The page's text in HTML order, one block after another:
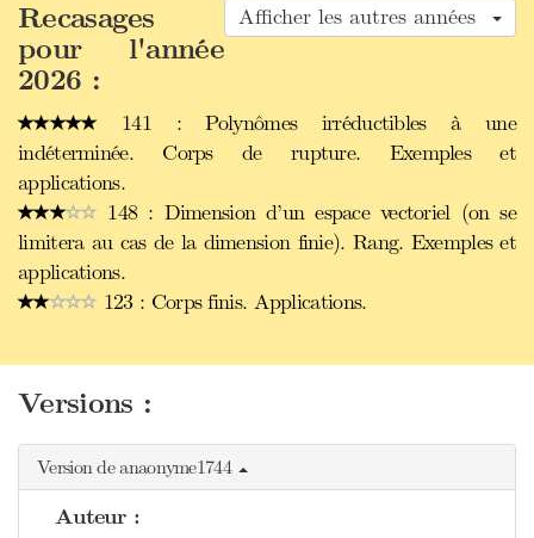
Afficher les autres années
Recasages
pour l'année
2026 :
141 : Polynômes irréductibles à une
indéterminée. Corps de rupture. Exemples et
applications.
148 : Dimension d’un espace vectoriel (on se
limitera au cas de la dimension finie). Rang. Exemples et
applications.
123 : Corps finis. Applications.
Versions :
Version de anaonyme1744
Auteur :